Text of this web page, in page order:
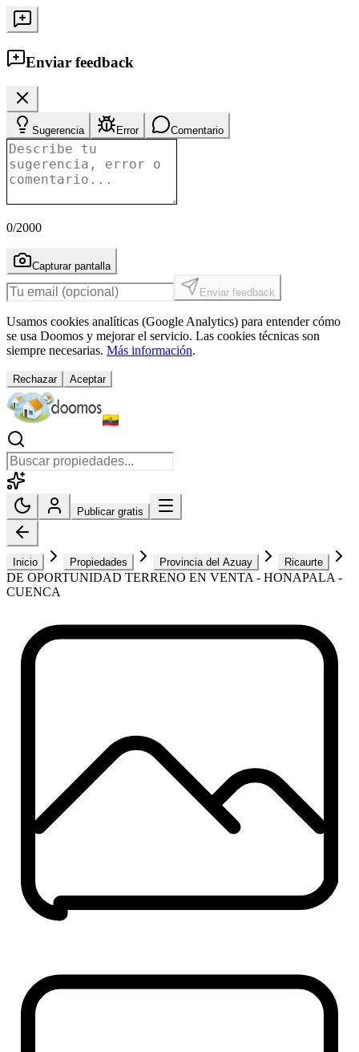
Enviar feedback
Sugerencia Error Comentario
0/2000
Capturar pantalla
Enviar feedback
Usamos cookies analíticas (Google Analytics) para entender cómo
se usa Doomos y mejorar el servicio. Las cookies técnicas son
siempre necesarias. Más información.
Rechazar Aceptar
Publicar gratis
Inicio Propiedades Provincia del Azuay Ricaurte
DE OPORTUNIDAD TERRENO EN VENTA - HONAPALA -
CUENCA